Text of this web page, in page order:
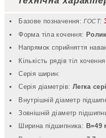
Базове позначення: ГОСТ:
Форма тіла кочення:
Напрямок сприйняття
Кількість рядів тіл
Серія ширин:
Серія діаметрів: Легка
Внутрішній діаметр
Зовнішній діаметр
Ширина підшипника: B=49